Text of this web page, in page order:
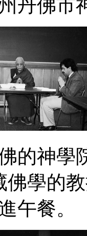
佛市神
神學院
學的
午餐。